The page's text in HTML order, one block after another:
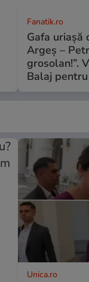
Fanatik.ro
Gafa uriașă
Argeș –
grosolan!”.
Balaj
Unica.ro